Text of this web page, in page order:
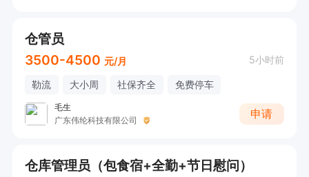
仓管员
3500-4500 元/月 5小时前
勒流 大小周 社保齐全 免费停车
毛生
广东伟纶科技有限公司
申请
仓库管理员（包食宿+全勤+节日慰问）